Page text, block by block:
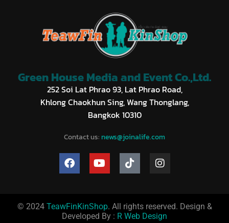
Green House Media and Event Co.,Ltd.
252 Soi Lat Phrao 93, Lat Phrao Road,
Khlong Chaokhun Sing, Wang Thonglang,
Bangkok 10310
Contact us: news@joinalife.com
© 2024 TeawFinKinShop. All rights reserved. Design &
Developed By : R Web Design